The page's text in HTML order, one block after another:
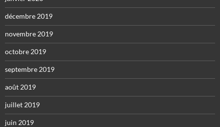
décembre 2019
novembre 2019
octobre 2019
septembre 2019
août 2019
juillet 2019
juin 2019